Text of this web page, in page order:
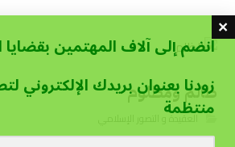
ظالم ومظلوم
العقيدة و التصور الإسلامي
انضم إلى آلاف المهتمين بقضايا
زودنا بعنوان بريدك الإلكتروني
منتظمة